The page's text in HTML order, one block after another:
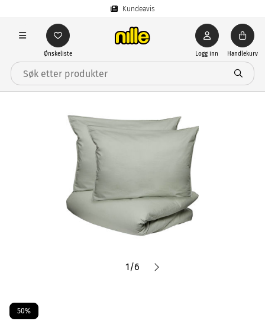
Kundeavis
Ønskeliste Logg inn Handlekurv
1/6
50%